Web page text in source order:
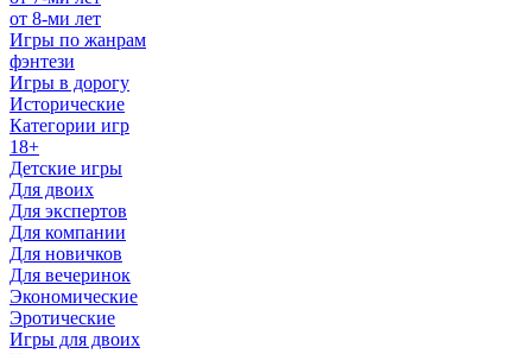
от 8-ми лет
Игры по жанрам
фэнтези
Игры в дорогу
Исторические
Категории игр
18+
Детские игры
Для двоих
Для экспертов
Для компании
Для новичков
Для вечеринок
Экономические
Эротические
Игры для двоих